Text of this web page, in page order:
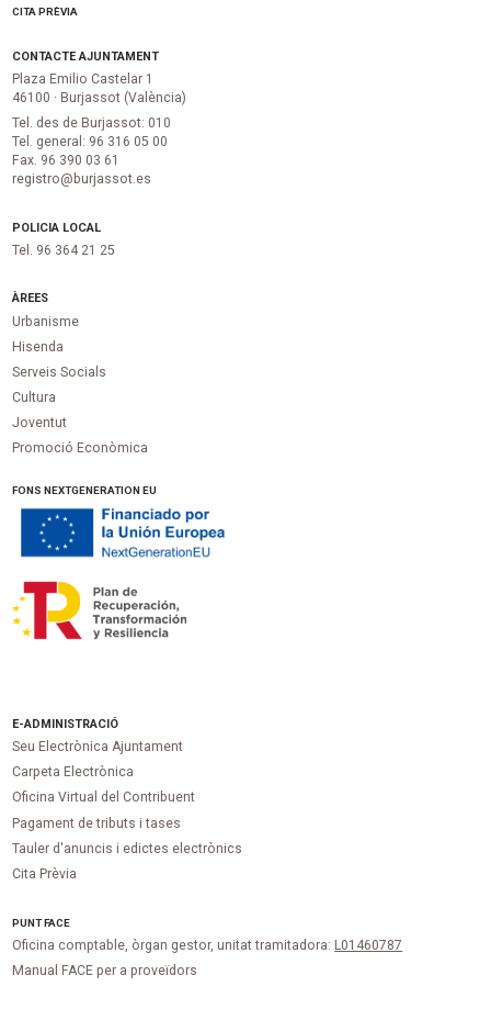
CITA PRÈVIA
CONTACTE AJUNTAMENT
Plaza Emilio Castelar 1
46100 · Burjassot (València)
Tel. des de Burjassot: 010
Tel. general: 96 316 05 00
Fax. 96 390 03 61
registro@burjassot.es
POLICIA LOCAL
Tel. 96 364 21 25
ÀREES
Urbanisme
Hisenda
Serveis Socials
Cultura
Joventut
Promoció Econòmica
FONS NEXTGENERATION EU
E-ADMINISTRACIÓ
Seu Electrònica Ajuntament
Carpeta Electrònica
Oficina Virtual del Contribuent
Pagament de tributs i tases
Tauler d'anuncis i edictes electrònics
Cita Prèvia
PUNTFACE
Oficina comptable, òrgan gestor, unitat tramitadora: L01460787
Manual FACE per a proveïdors